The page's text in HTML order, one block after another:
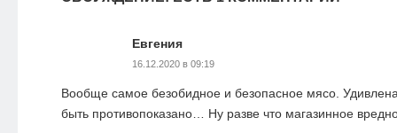
Евгения
16.12.2020 в 09:19
Вообще самое безобидное и безопасное мясо.
быть противопоказано… Ну разве что магазинное